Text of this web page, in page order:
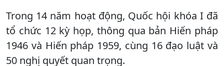
Trong 14 năm hoạt động, Quốc hội khóa I đã
tổ chức 12 kỳ họp, thông qua bản Hiến pháp
1946 và Hiến pháp 1959, cùng 16 đạo luật và
50 nghị quyết quan trọng.